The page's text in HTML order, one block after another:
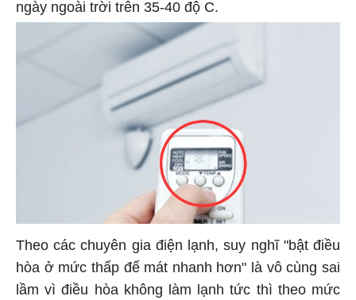
ngày ngoài trời trên 35-40 độ C.
Theo các chuyên gia điện lạnh, suy nghĩ "bật điều
hòa ở mức thấp để mát nhanh hơn" là vô cùng sai
lầm vì điều hòa không làm lạnh tức thì theo mức